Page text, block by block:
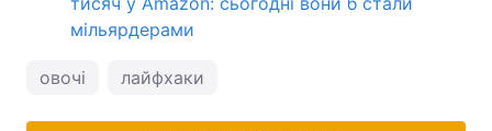
мільярдерами
овочі лайфхаки